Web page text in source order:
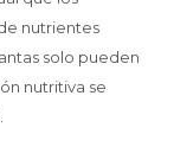
nutrientes
solo pueden
nutritiva se